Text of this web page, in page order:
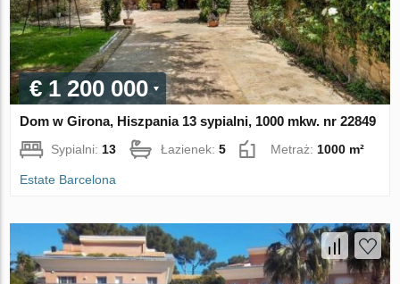
€ 1 200 000
Dom w Girona, Hiszpania 13 sypialni, 1000 mkw. nr 22849
Sypialni: 13 Łazienek:5 Metraż: 1000 m²
Estate Barcelona